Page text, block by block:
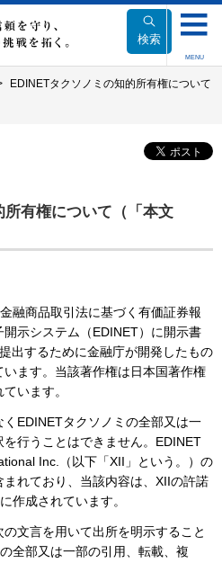
検索
MENU
EDINETタクソノミの知的所有権について
有権について（「本文
融商品取引法に基づく有価証券報
示システム（EDINET）に開示書
出するために金融庁が開発したもの
ます。当該著作権は日本国著作権
います。
EDINETタクソノミの全部又は一
行うことはできません。EDINET
Inc.（以下「XII」という。）の
れており、当該内容は、XIIの許諾
作成されています。
文言を用いて出所を明示すること
全部又は一部の引用、転載、複